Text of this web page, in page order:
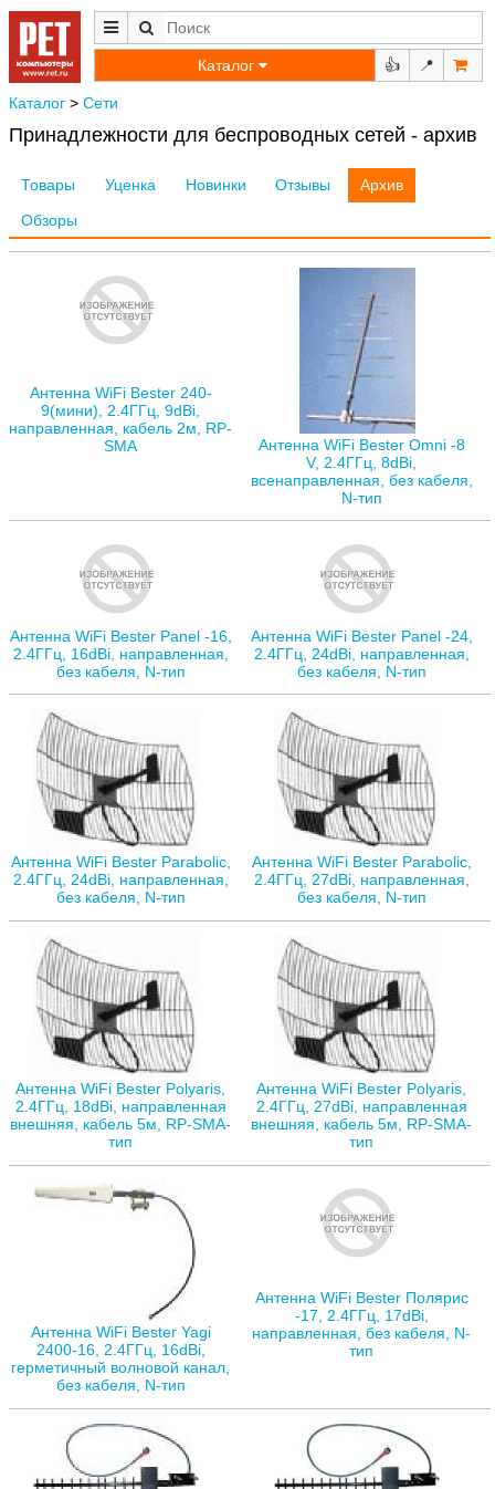
Каталог 👍 📍
Каталог > Сети
Принадлежности для беспроводных сетей - архив
Товары Уценка Новинки Отзывы
Архив
Обзоры
Антенна WiFi Bester 240-
9(мини), 2.4ГГц, 9dBi,
направленная, кабель 2м, RP-
SMA
Антенна WiFi Bester Omni -8
V, 2.4ГГц, 8dBi,
всенаправленная, без кабеля,
N-тип
Антенна WiFi Bester Panel -16,
2.4ГГц, 16dBi, направленная,
без кабеля, N-тип
Антенна WiFi Bester Panel -24,
2.4ГГц, 24dBi, направленная,
без кабеля, N-тип
Антенна WiFi Bester Parabolic,
2.4ГГц, 24dBi, направленная,
без кабеля, N-тип
Антенна WiFi Bester Parabolic,
2.4ГГц, 27dBi, направленная,
без кабеля, N-тип
Антенна WiFi Bester Polyaris,
2.4ГГц, 18dBi, направленная
внешняя, кабель 5м, RP-SMA-
тип
Антенна WiFi Bester Polyaris,
2.4ГГц, 27dBi, направленная
внешняя, кабель 5м, RP-SMA-
тип
Антенна WiFi Bester Yagi
2400-16, 2.4ГГц, 16dBi,
герметичный волновой канал,
без кабеля, N-тип
Антенна WiFi Bester Полярис
-17, 2.4ГГц, 17dBi,
направленная, без кабеля, N-
тип